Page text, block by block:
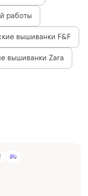
работы
вышиванки F&F
вышиванки Zara